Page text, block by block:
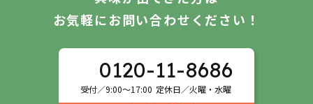
お気軽にお問い合わせください！
0120-11-8686
受付／9:00～17:00 定休日／火曜・水曜